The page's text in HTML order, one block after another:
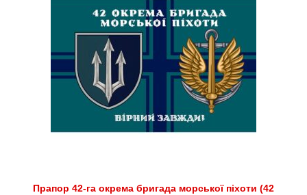
Прапор 42-га окрема бригада морської піхоти (42